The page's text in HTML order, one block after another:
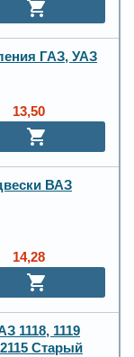
ГАЗ, УАЗ
13,50
ВАЗ
14,28
1118, 1119
2115 Старый